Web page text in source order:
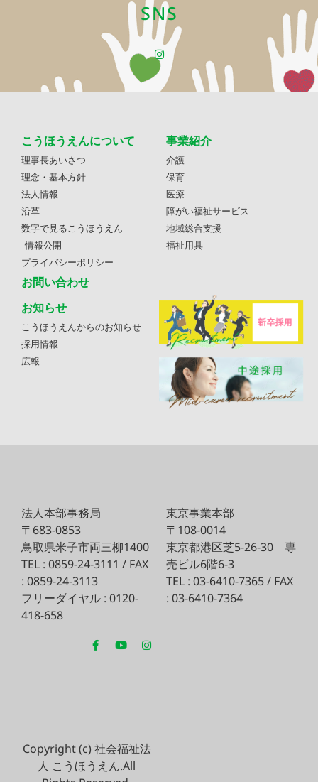
SNS
こうほうえんについて
理事長あいさつ
理念・基本方針
法人情報
沿革
数字で見るこうほうえん
情報公開
プライバシーポリシー
お問い合わせ
事業紹介
介護
保育
医療
障がい福祉サービス
地域総合支援
福祉用具
お知らせ
こうほうえんからのお知らせ
採用情報
広報
法人本部事務局
〒683-0853
鳥取県米子市両三柳1400
TEL : 0859-24-3111 / FAX
: 0859-24-3113
フリーダイヤル : 0120-
418-658
東京事業本部
〒108-0014
東京都港区芝5-26-30 専
売ビル6階6-3
TEL : 03-6410-7365 / FAX
: 03-6410-7364
Copyright (c) 社会福祉法
人 こうほうえん.All